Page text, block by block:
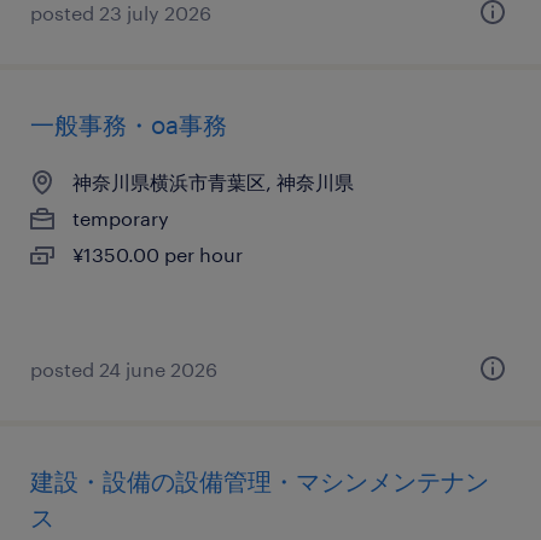
posted 23 july 2026
一般事務・oa事務
神奈川県横浜市青葉区, 神奈川県
temporary
¥1350.00 per hour
posted 24 june 2026
建設・設備の設備管理・マシンメンテナン
ス